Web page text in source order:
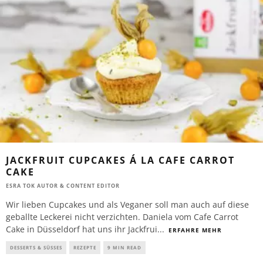
JACKFRUIT CUPCAKES Á LA CAFE CARROT
CAKE
ESRA TOK AUTOR & CONTENT EDITOR
Wir lieben Cupcakes und als Veganer soll man auch auf diese
geballte Leckerei nicht verzichten. Daniela vom Cafe Carrot
Cake in Düsseldorf hat uns ihr Jackfrui... ERFAHRE MEHR
DESSERTS & SÜSSES REZEPTE 9 MIN READ